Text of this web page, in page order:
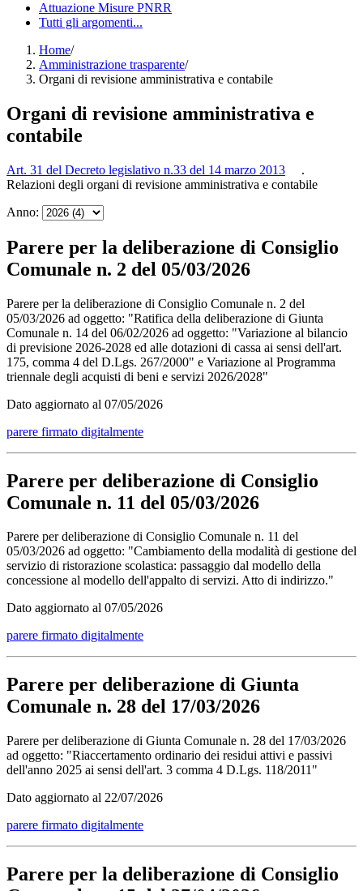
Attuazione Misure PNRR
Tutti gli argomenti...
Home/
Amministrazione trasparente/
Organi di revisione amministrativa e contabile
Organi di revisione amministrativa e
contabile
Art. 31 del Decreto legislativo n.33 del 14 marzo 2013
.
Relazioni degli organi di revisione amministrativa e contabile
Anno:
Parere per la deliberazione di Consiglio
Comunale n. 2 del 05/03/2026
Parere per la deliberazione di Consiglio Comunale n. 2 del
05/03/2026 ad oggetto: "Ratifica della deliberazione di Giunta
Comunale n. 14 del 06/02/2026 ad oggetto: "Variazione al bilancio
di previsione 2026-2028 ed alle dotazioni di cassa ai sensi dell'art.
175, comma 4 del D.Lgs. 267/2000" e Variazione al Programma
triennale degli acquisti di beni e servizi 2026/2028"
Dato aggiornato al 07/05/2026
parere firmato digitalmente
Parere per deliberazione di Consiglio
Comunale n. 11 del 05/03/2026
Parere per deliberazione di Consiglio Comunale n. 11 del
05/03/2026 ad oggetto: "Cambiamento della modalità di gestione del
servizio di ristorazione scolastica: passaggio dal modello della
concessione al modello dell'appalto di servizi. Atto di indirizzo."
Dato aggiornato al 07/05/2026
parere firmato digitalmente
Parere per deliberazione di Giunta
Comunale n. 28 del 17/03/2026
Parere per deliberazione di Giunta Comunale n. 28 del 17/03/2026
ad oggetto: "Riaccertamento ordinario dei residui attivi e passivi
dell'anno 2025 ai sensi dell'art. 3 comma 4 D.Lgs. 118/2011"
Dato aggiornato al 22/07/2026
parere firmato digitalmente
Parere per la deliberazione di Consiglio